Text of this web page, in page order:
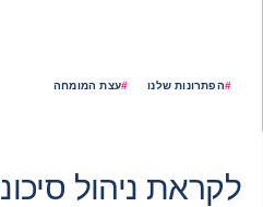
#הפתרונות שלנו #עצת המומחה
לקראת ניהול